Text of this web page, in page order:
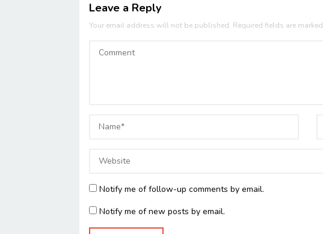
Leave a Reply
Your email address will not be published. Required fields are marked
Notify me of follow-up comments by email.
Notify me of new posts by email.